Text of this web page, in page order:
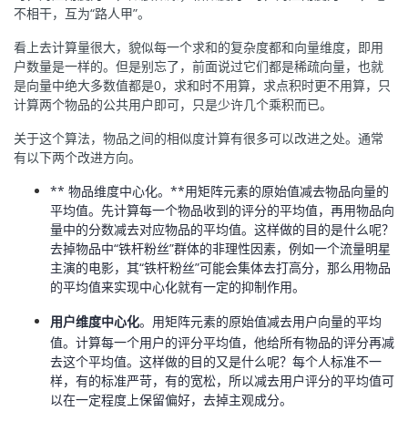
不相干，互为“路人甲”。
看上去计算量很大，貌似每一个求和的复杂度都和向量维度，即用
户数量是一样的。但是别忘了，前面说过它们都是稀疏向量，也就
是向量中绝大多数值都是0，求和时不用算，求点积时更不用算，只
计算两个物品的公共用户即可，只是少许几个乘积而已。
关于这个算法，物品之间的相似度计算有很多可以改进之处。通常
有以下两个改进方向。
** 物品维度中心化。**用矩阵元素的原始值减去物品向量的
平均值。先计算每一个物品收到的评分的平均值，再用物品向
量中的分数减去对应物品的平均值。这样做的目的是什么呢？
去掉物品中“铁杆粉丝”群体的非理性因素，例如一个流量明星
主演的电影，其“铁杆粉丝”可能会集体去打高分，那么用物品
的平均值来实现中心化就有一定的抑制作用。
用户维度中心化。用矩阵元素的原始值减去用户向量的平均
值。计算每一个用户的评分平均值，他给所有物品的评分再减
去这个平均值。这样做的目的又是什么呢？每个人标准不一
样，有的标准严苛，有的宽松，所以减去用户评分的平均值可
以在一定程度上保留偏好，去掉主观成分。